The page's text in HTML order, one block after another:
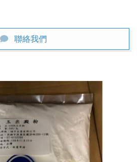
聯絡我們